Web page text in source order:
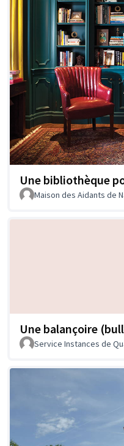
Une bibliothèque
Maison des Aidants de
Une balançoire
Service Instances de